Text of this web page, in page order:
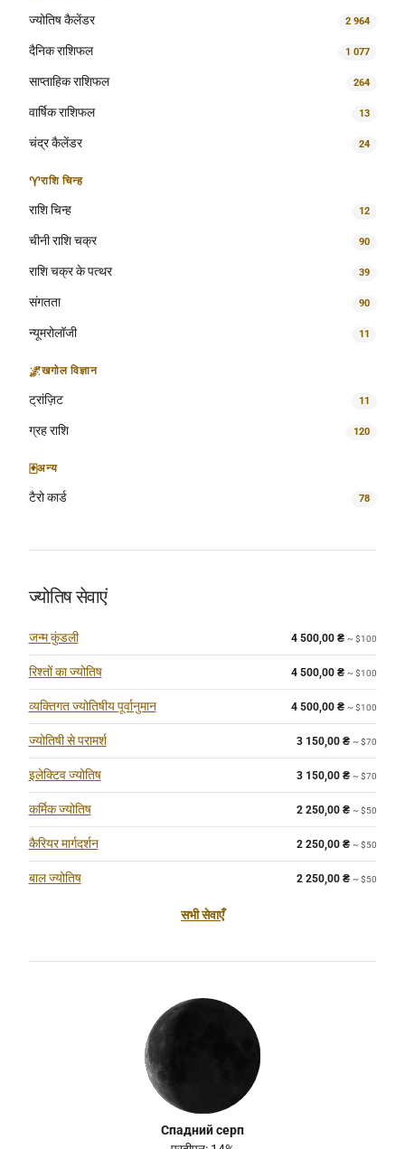
ज्योतिष कैलेंडर 2 964
दैनिक राशिफल 1 077
साप्ताहिक राशिफल 264
वार्षिक राशिफल 13
चंद्र कैलेंडर 24
♈राशि चिन्ह
राशि चिन्ह 12
चीनी राशि चक्र 90
राशि चक्र के पत्थर 39
संगतता 90
न्यूमरोलॉजी 11
🌌खगोल विज्ञान
ट्रांज़िट 11
ग्रह राशि 120
🃏अन्य
टैरो कार्ड 78
ज्योतिष सेवाएं
जन्म कुंडली 4 500,00 ₴ ~ $100
रिश्तों का ज्योतिष 4 500,00 ₴ ~ $100
व्यक्तिगत ज्योतिषीय पूर्वानुमान 4 500,00 ₴ ~ $100
ज्योतिषी से परामर्श 3 150,00 ₴ ~ $70
इलेक्टिव ज्योतिष 3 150,00 ₴ ~ $70
कर्मिक ज्योतिष 2 250,00 ₴ ~ $50
कैरियर मार्गदर्शन 2 250,00 ₴ ~ $50
बाल ज्योतिष 2 250,00 ₴ ~ $50
सभी सेवाएँ
Спадний серп